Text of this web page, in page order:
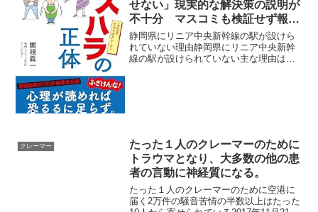
せない」現実的な解決策の説明が
不十分 マスコミも検証せず報
道 過度な危機感や誤解 問題の
長期化 結果として11年にも及
ぶ議論と工事遅延という「重すぎ
静岡県にリニア中央新幹線の駅が設けら
れていない理由静岡県にリニア中央新幹
線の駅が設けられていない主な理由は、
クレーマー
たった１人のクレーマーのために
トラウマとなり、大多数の他の患
者の言動に神経質になる。
たった１人のクレーマーのために空港に
届く2万件の騒音苦情の半数以上はたった